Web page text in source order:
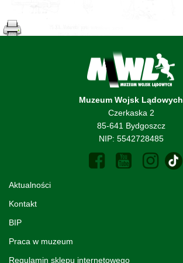
Muzeum Wojsk Lądowych
Czerkaska 2
85-641 Bydgoszcz
NIP: 5542728485
Aktualności
Kontakt
BIP
Praca w muzeum
Regulamin sklepu internetowego